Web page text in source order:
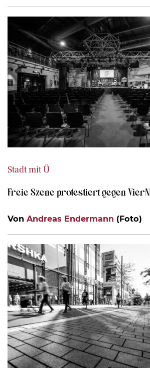
Stadt mit Ü
Freie Szene protestiert gegen
Von Andreas Endermann (Foto)